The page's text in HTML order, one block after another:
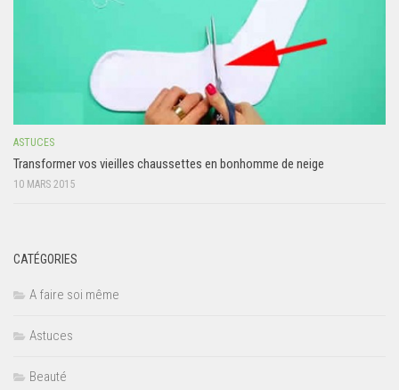
ASTUCES
Transformer vos vieilles chaussettes en bonhomme de neige
10 MARS 2015
CATÉGORIES
A faire soi même
Astuces
Beauté